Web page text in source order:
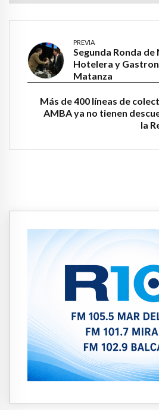
PREVIA
Segunda Ronda de
Hotelera y
Matanza
Más de 400 líneas de
AMBA ya no tienen
la